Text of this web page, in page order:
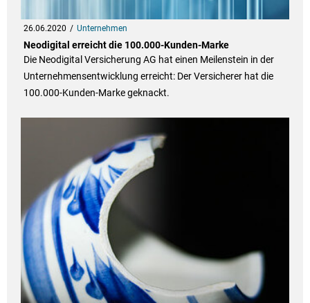
26.06.2020 Unternehmen
Neodigital erreicht die 100.000-Kunden-Marke
Die Neodigital Versicherung AG hat einen Meilenstein in der
Unternehmensentwicklung erreicht: Der Versicherer hat die
100.000-Kunden-Marke geknackt.